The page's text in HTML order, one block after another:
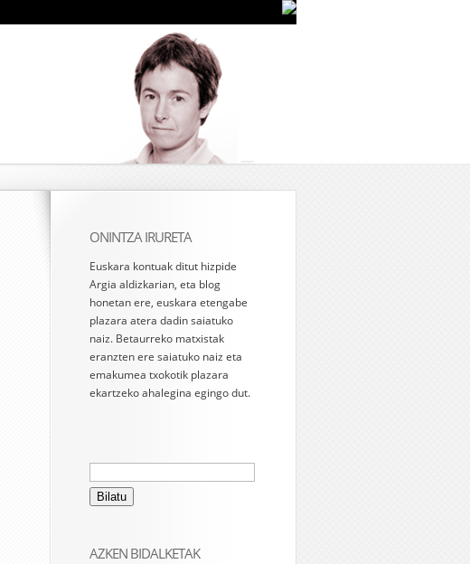
ONINTZA IRURETA
Euskara kontuak ditut hizpide
Argia aldizkarian, eta blog
honetan ere, euskara etengabe
plazara atera dadin saiatuko
naiz. Betaurreko matxistak
eranzten ere saiatuko naiz eta
emakumea txokotik plazara
ekartzeko ahalegina egingo dut.
Bilatu:
AZKEN BIDALKETAK